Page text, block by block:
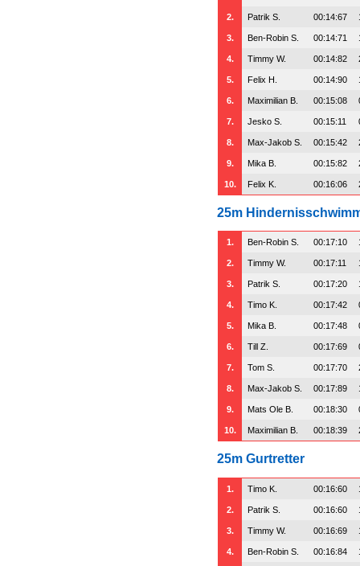
2. Patrik S. 00:14:67
3. Ben-Robin S. 00:14:71
4. Timmy W. 00:14:82
5. Felix H. 00:14:90
6. Maximilian B. 00:15:08
7. Jesko S. 00:15:11
8. Max-Jakob S. 00:15:42
9. Mika B. 00:15:82
10. Felix K. 00:16:06
25m
1. Ben-Robin S. 00:17:10
2. Timmy W. 00:17:11
3. Patrik S. 00:17:20
4. Timo K. 00:17:42
5. Mika B. 00:17:48
6. Till Z. 00:17:69
7. Tom S. 00:17:70
8. Max-Jakob S. 00:17:89
9. Mats Ole B. 00:18:30
10. Maximilian B. 00:18:39
25m Gurtretter
1. Timo K. 00:16:60
2. Patrik S. 00:16:60
3. Timmy W. 00:16:69
4. Ben-Robin S. 00:16:84